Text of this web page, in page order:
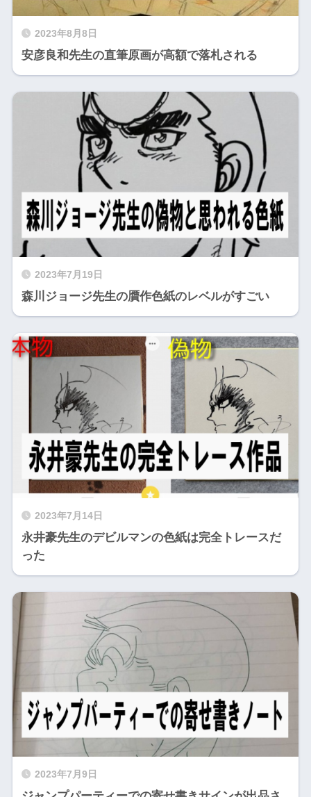
2023年8月8日
安彦良和先生の直筆原画が高額で落札される
2023年7月19日
森川ジョージ先生の贋作色紙のレベルがすごい
2023年7月14日
永井豪先生のデビルマンの色紙は完全トレースだ
った
2023年7月9日